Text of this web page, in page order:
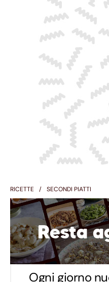
RICETTE SECONDI PIATTI
Resta
Ogni giorno